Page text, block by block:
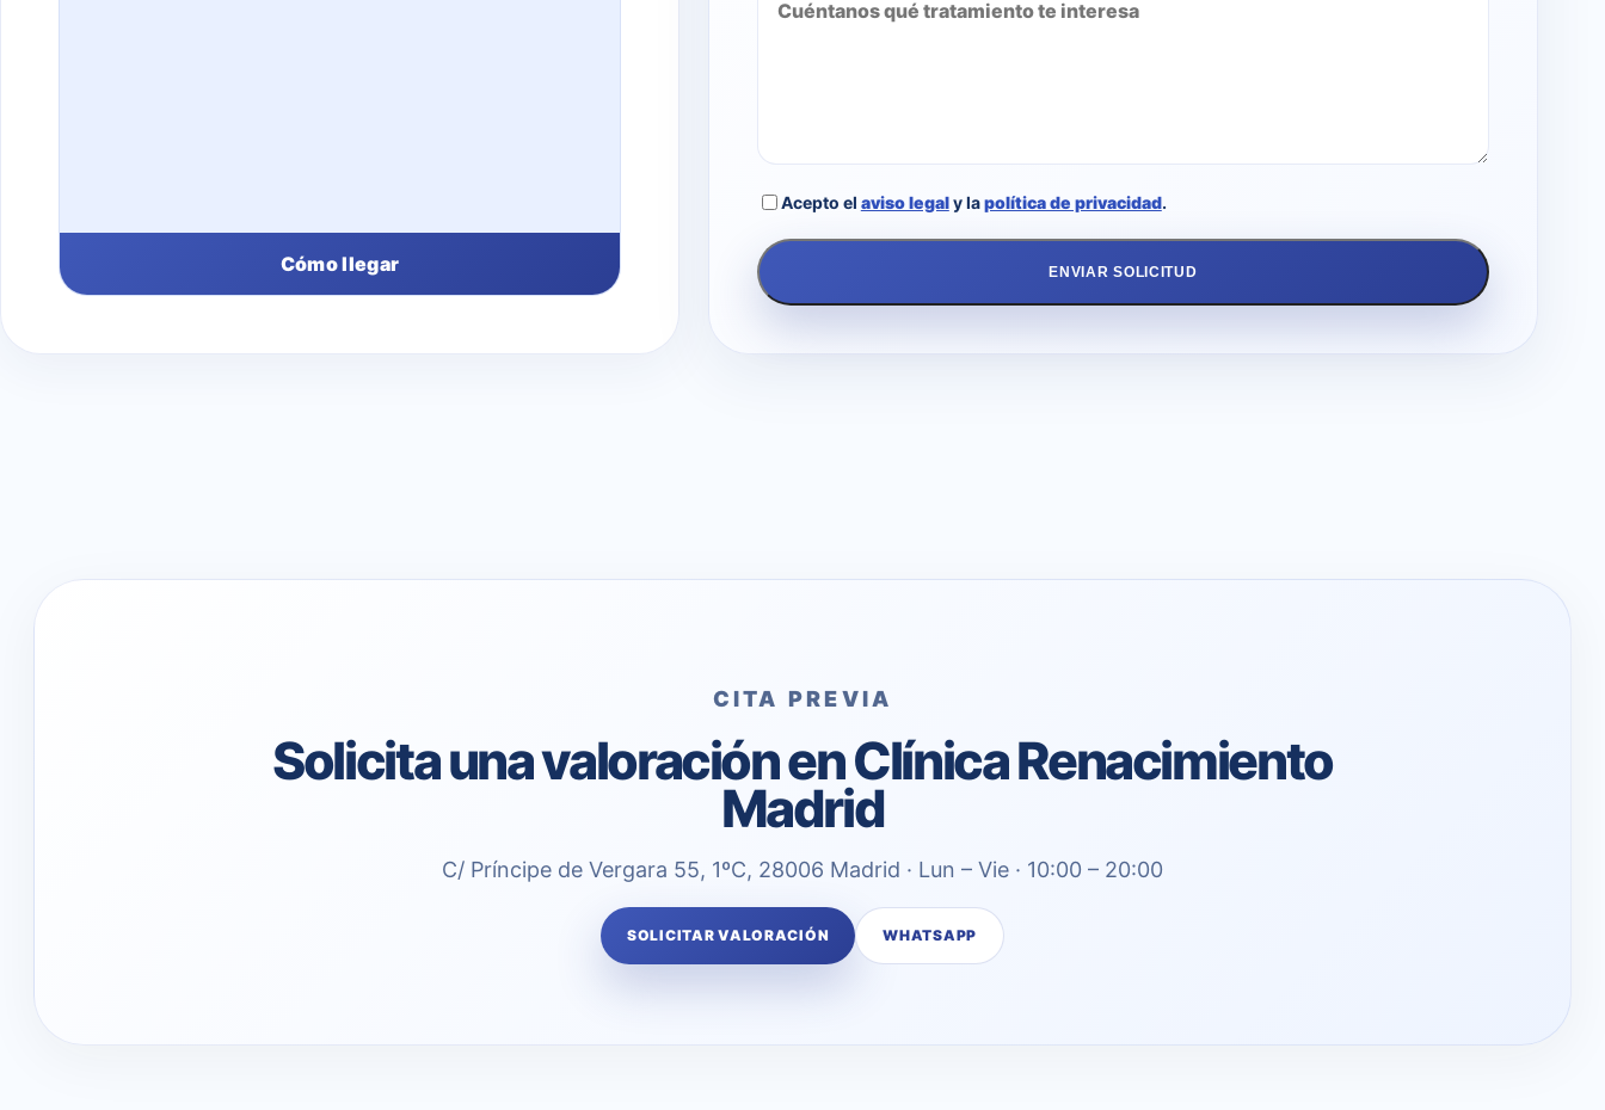
Cómo llegar
Acepto el aviso legaly lapolítica de privacidad.
ENVIAR SOLICITUD
CITA PREVIA
Solicita una valoración en Clínica Renacimiento
Madrid
C/ Príncipe de Vergara 55, 1ºC, 28006 Madrid · Lun – Vie · 10:00 – 20:00
SOLICITAR VALORACIÓN WHATSAPP